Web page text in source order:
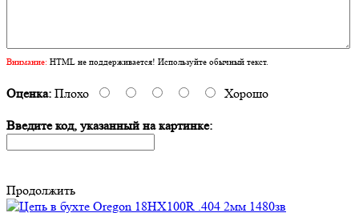
Внимание: HTML не поддерживается! Используйте обычный текст.
Оценка: Плохо Хорошо
Введите код, указанный на картинке:
Продолжить